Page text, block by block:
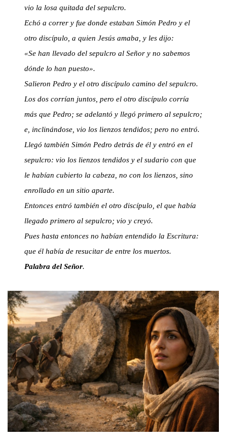
vio la losa quitada del sepulcro.
Echó a correr y fue donde estaban Simón Pedro y el
otro discípulo, a quien Jesús amaba, y les dijo:
«Se han llevado del sepulcro al Señor y no sabemos
dónde lo han puesto».
Salieron Pedro y el otro discípulo camino del sepulcro.
Los dos corrían juntos, pero el otro discípulo corría
más que Pedro; se adelantó y llegó primero al sepulcro;
e, inclinándose, vio los lienzos tendidos; pero no entró.
Llegó también Simón Pedro detrás de él y entró en el
sepulcro: vio los lienzos tendidos y el sudario con que
le habían cubierto la cabeza, no con los lienzos, sino
enrollado en un sitio aparte.
Entonces entró también el otro discípulo, el que había
llegado primero al sepulcro; vio y creyó.
Pues hasta entonces no habían entendido la Escritura:
que él había de resucitar de entre los muertos.
Palabra del Señor.